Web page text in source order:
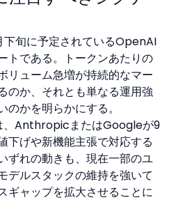
下旬に予定されているOpenAI
トである。トークンあたりの
リューム急増が持続的なマー
のか、それとも単なる運用強
のかを明らかにする。
、AnthropicまたはGoogleが9
下げや新機能主張で対応する
ずれの動きも、現在一部のユ
デルスタックの維持を強いて
ギャップを拡大させることに